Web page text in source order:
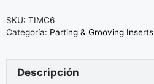
SKU: TIMC6
Categoría: Parting & Grooving Inserts
Descripción